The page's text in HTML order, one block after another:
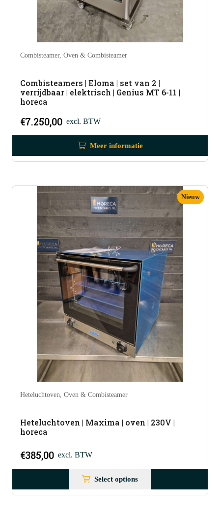
Combisteamer, Oven & Combisteamer
Combisteamers | Eloma | set van 2 |
verrijdbaar | elektrisch | Genius MT 6-11 |
horeca
€7.250,00 excl. BTW
Meer informatie
Heteluchtoven, Oven & Combisteamer
Heteluchtoven | Maxima | oven | 230V |
horeca
€385,00 excl. BTW
Select options
Nieuw